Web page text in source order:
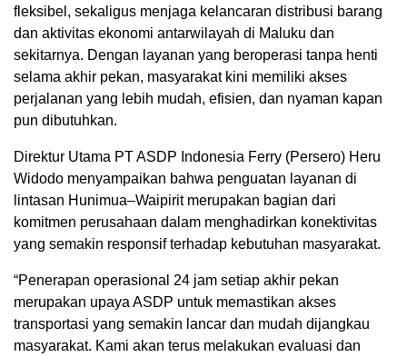
fleksibel, sekaligus menjaga kelancaran distribusi barang
dan aktivitas ekonomi antarwilayah di Maluku dan
sekitarnya. Dengan layanan yang beroperasi tanpa henti
selama akhir pekan, masyarakat kini memiliki akses
perjalanan yang lebih mudah, efisien, dan nyaman kapan
pun dibutuhkan.
Direktur Utama PT ASDP Indonesia Ferry (Persero) Heru
Widodo menyampaikan bahwa penguatan layanan di
lintasan Hunimua–Waipirit merupakan bagian dari
komitmen perusahaan dalam menghadirkan konektivitas
yang semakin responsif terhadap kebutuhan masyarakat.
“Penerapan operasional 24 jam setiap akhir pekan
merupakan upaya ASDP untuk memastikan akses
transportasi yang semakin lancar dan mudah dijangkau
masyarakat. Kami akan terus melakukan evaluasi dan